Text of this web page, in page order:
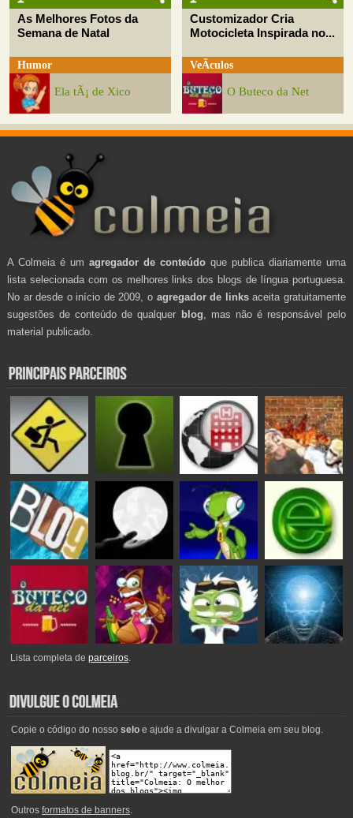
As Melhores Fotos da
Semana de Natal
Humor
Ela tÃ¡ de Xico
Customizador Cria
Motocicleta Inspirada no...
VeÃ­culos
O Buteco da Net
A Colmeia é um agregador de conteúdo que publica diariamente uma
lista selecionada com os melhores links dos blogs de língua portuguesa.
No ar desde o início de 2009, o agregador de linksaceita gratuitamente
sugestões de conteúdo de qualquer blog , mas não é responsável pelo
material publicado.
Lista completa deparceiros.
Copie o código do nosso seloe ajude a divulgar a Colmeia em seu blog.
Outros formatos de banners.